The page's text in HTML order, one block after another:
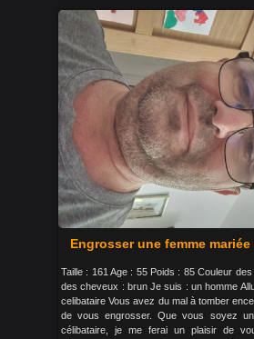
Engrosser une femme
Taille : 161 Age : 55 Poids : 85 Couleur
des cheveux : brun Je suis : un homme
celibataire Vous avez du mal à tomber
de vous engrosser. Que vous soyez
célibataire, je me ferai un plaisir de